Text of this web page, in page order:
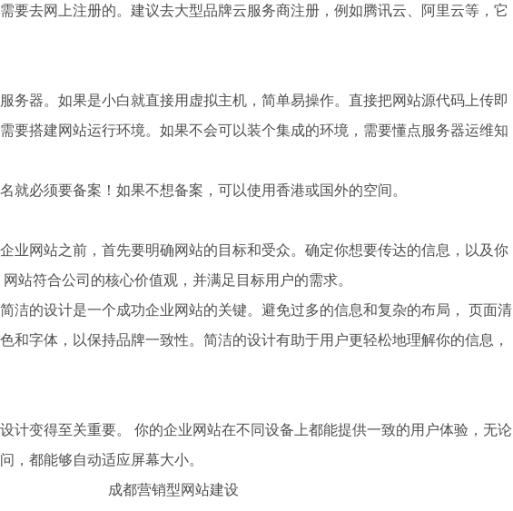
要去网上注册的。建议去大型品牌云服务商注册，例如腾讯云、阿里云等，它
务器。如果是小白就直接用虚拟主机，简单易操作。直接把网站源代码上传即
要搭建网站运行环境。如果不会可以装个集成的环境，需要懂点服务器运维知
就必须要备案！如果不想备案，可以使用香港或国外的空间。
业网站之前，首先要明确网站的目标和受众。确定你想要传达的信息，以及你
站符合公司的核心价值观，并满足目标用户的需求。
洁的设计是一个成功企业网站的关键。避免过多的信息和复杂的布局， 页面清
和字体，以保持品牌一致性。简洁的设计有助于用户更轻松地理解你的信息，
计变得至关重要。 你的企业网站在不同设备上都能提供一致的用户体验，无论
，都能够自动适应屏幕大小。